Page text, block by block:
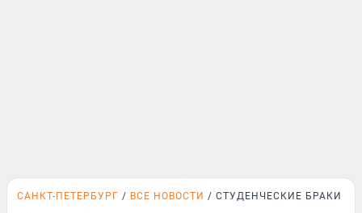
САНКТ-ПЕТЕРБУРГ ВСЕ НОВОСТИ СТУДЕНЧЕСКИЕ БРАКИ